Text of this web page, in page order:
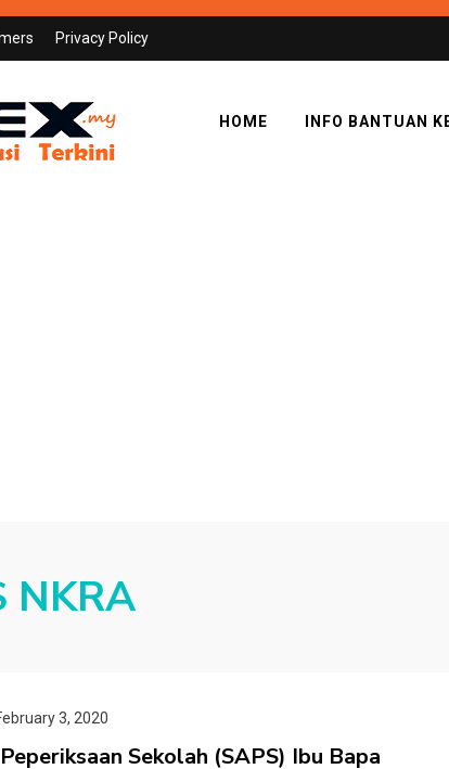
Privacy Policy
HOME INFO BANTUAN
NKRA
3, 2020
Sekolah (SAPS) Ibu Bapa